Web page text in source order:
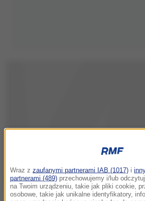
Wraz z zaufanymi partnerami IAB (1017) i
partnerami (489) przechowujemy i/lub
na Twoim urządzeniu, takie jak pliki cookie,
osobowe, takie jak unikalne identyfikatory,